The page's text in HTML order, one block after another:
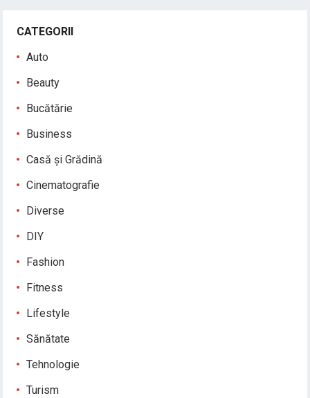
CATEGORII
Auto
Beauty
Bucătărie
Business
Casă și Grădină
Cinematografie
Diverse
DIY
Fashion
Fitness
Lifestyle
Sănătate
Tehnologie
Turism